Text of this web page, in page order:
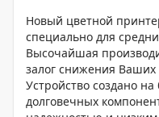
Новый цветной
специально для
Высочайшая
залог снижения
Устройство создано
долговечных